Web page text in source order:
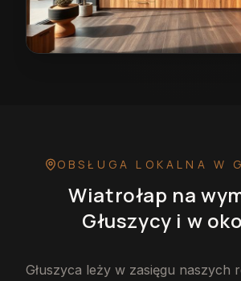
OBSŁUGA LOKALNAW
Wiatrołap na
Głuszycy i w
Głuszyca leży w zasięgu naszych